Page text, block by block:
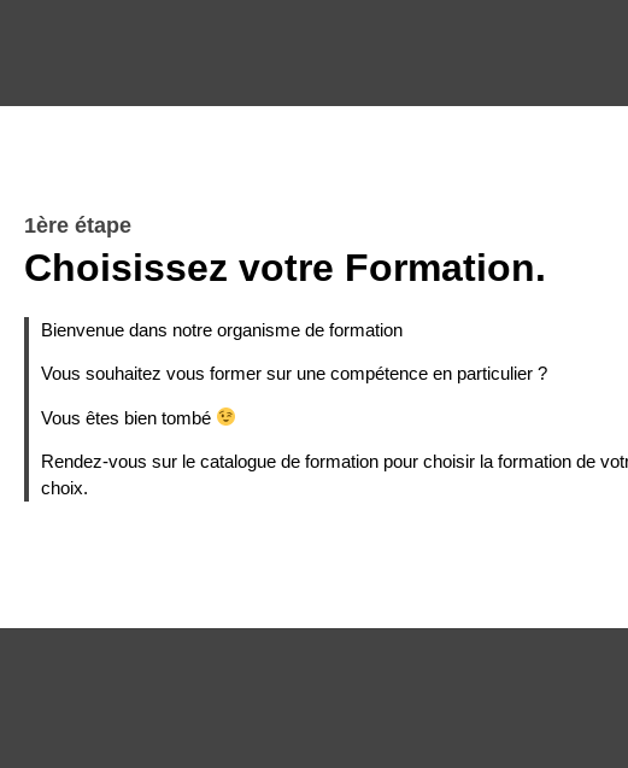
1ère étape
Choisissez votre Formation.
Bienvenue dans notre organisme de formation
Vous souhaitez vous former sur une compétence en particulier ?
Vous êtes bien tombé
Rendez-vous sur le catalogue de formation pour choisir la formation de
choix.